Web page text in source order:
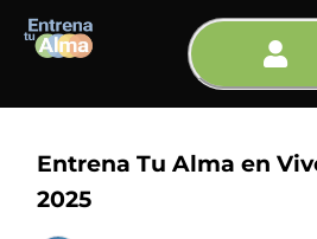
contenido
Entrena Tu Alma en
2025